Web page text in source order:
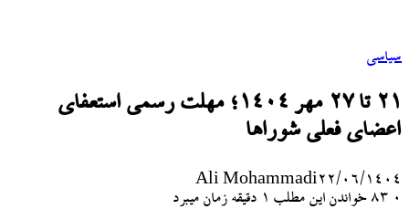
سیاسی
۲۱ تا ۲۷ مهر ۱۴۰۴؛ مهلت رسمی استعفای
اعضای فعلی شوراها
Ali Mohammadi۲۲/۰۶/۱۴۰۴
۰
خواندن این مطلب 1 دقیقه زمان میبرد